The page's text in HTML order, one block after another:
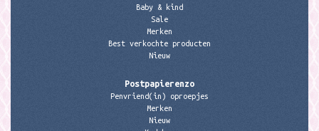
Baby & kind
Sale
Merken
Best verkochte producten
Nieuw
Postpapierenzo
Penvriend(in) oproepjes
Merken
Nieuw